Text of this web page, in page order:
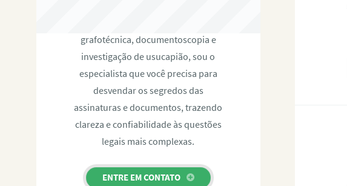
grafotécnica, documentoscopia e
investigação de usucapião, sou o
especialista que você precisa para
desvendar os segredos das
assinaturas e documentos, trazendo
clareza e confiabilidade às questões
legais mais complexas.
ENTRE EM CONTATO